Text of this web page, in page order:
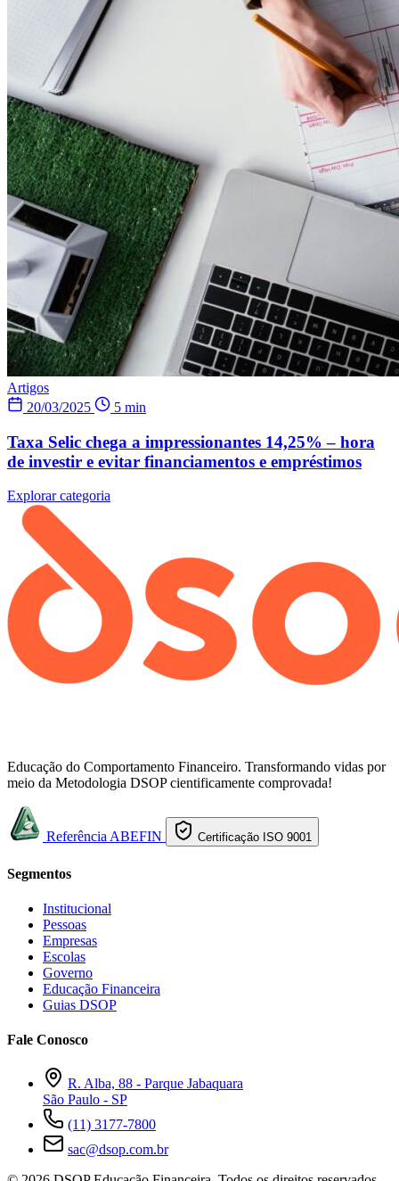
Artigos
20/03/2025
5 min
Taxa Selic chega a impressionantes 14,25% – hora
de investir e evitar financiamentos e empréstimos
Explorar categoria
Educação do Comportamento Financeiro. Transformando vidas por
meio da Metodologia DSOP cientificamente comprovada!
Referência ABEFIN Certificação ISO 9001
Segmentos
Institucional
Pessoas
Empresas
Escolas
Governo
Educação Financeira
Guias DSOP
Fale Conosco
R. Alba, 88 - Parque Jabaquara
São Paulo - SP
(11) 3177-7800
sac@dsop.com.br